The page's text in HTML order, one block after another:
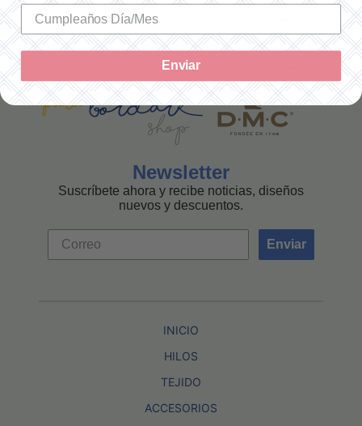
MEXICANA
Newsletter
Suscríbete ahora y recibe noticias, diseños
nuevos y descuentos.
Enviar
INICIO
HILOS
TEJIDO
ACCESORIOS
Enviar